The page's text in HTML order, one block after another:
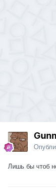
Лишь бы чтоб